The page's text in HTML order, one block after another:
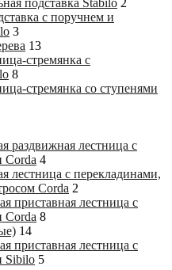
с поручнем и
3
13
стремянка с
8
стремянка со ступенями
раздвижная лестница с
Corda 4
лестница с перекладинами,
Corda 2
приставная лестница с
Corda 8
14
приставная лестница с
Sibilo 5